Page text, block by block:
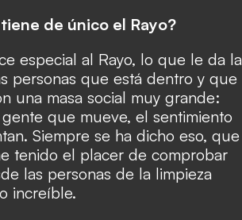
de único el Rayo?
especial al Rayo, lo que le da la
personas que está dentro y que
una masa social muy grande:
que mueve, el sentimiento
Siempre se ha dicho eso, que
tenido el placer de comprobar
las personas de la limpieza
increíble.